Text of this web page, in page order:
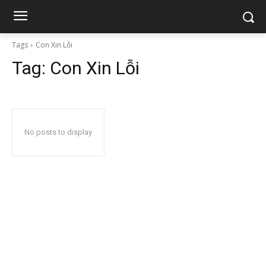
Tags Con Xin Lỗi
Tag: Con Xin Lỗi
No posts to display